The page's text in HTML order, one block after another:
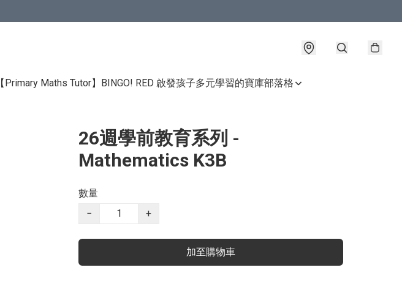
【Primary Maths Tutor】 BINGO! RED 啟發孩子多元學習的寶庫部落格
26週學前教育系列 -
Mathematics K3B
數量
−
+
加至購物車